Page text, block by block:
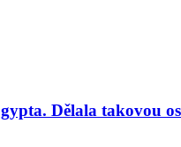
Dělala takovou